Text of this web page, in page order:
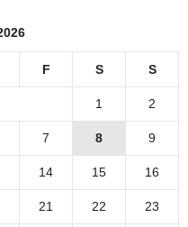
F S S
1 2
7 8 9
14 15 16
21 22 23